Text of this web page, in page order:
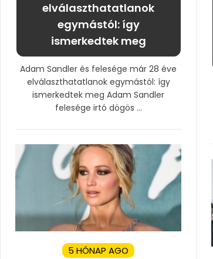
elválaszthatatlanok
egymástól: így
ismerkedtek meg
Adam Sandler és felesége már 28 éve
elválaszthatatlanok egymástól: így
ismerkedtek meg Adam Sandler
felesége irtó dögös ...
5 HÓNAP AGO